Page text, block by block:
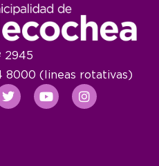
2945
8000 (lineas rotativas)